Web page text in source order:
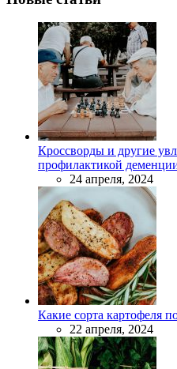
Кроссворды и другие
профилактикой
24 апреля, 2024
Какие сорта картофеля
22 апреля, 2024